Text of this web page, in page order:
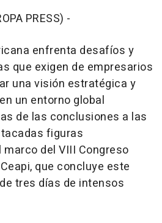
PRESS) -
enfrenta desafíos y
que exigen de empresarios
una visión estratégica y
un entorno global
de las conclusiones a las
figuras
del VIII Congreso
que concluye este
tres días de intensos